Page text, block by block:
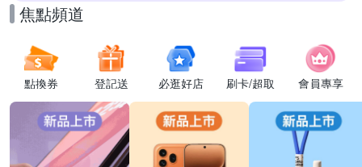
焦點頻道
點換券 登記送 必逛好店 刷卡/超取 會員專享